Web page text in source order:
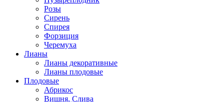
Розы
Сирень
Спирея
Форзиция
Черемуха
Лианы
Лианы декоративные
Лианы плодовые
Плодовые
Абрикос
Вишня, Слива